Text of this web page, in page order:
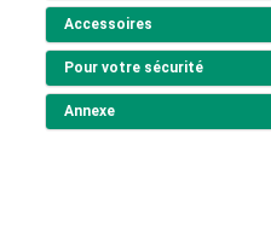
Accessoires
Pour votre sécurité
Annexe